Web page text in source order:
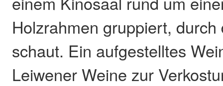
Holzrahmen gruppiert, durch
schaut. Ein aufgestelltes
Leiwener Weine zur